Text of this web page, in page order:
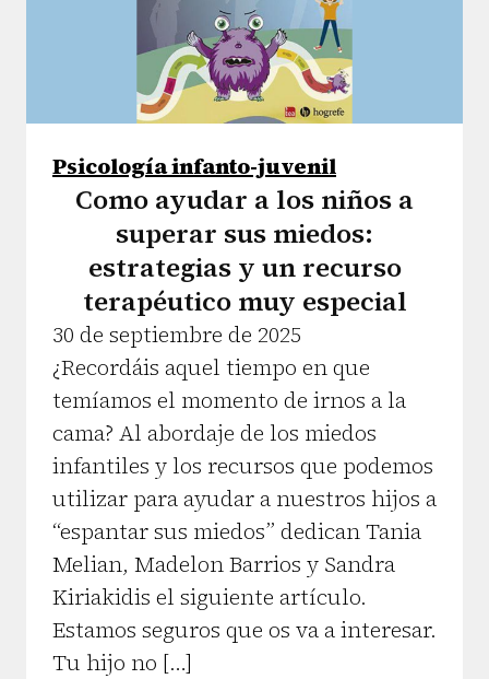
Psicología infanto-juvenil
Como ayudar a los niños a
superar sus miedos:
estrategias y un recurso
terapéutico muy especial
30 de septiembre de 2025
¿Recordáis aquel tiempo en que
temíamos el momento de irnos a la
cama? Al abordaje de los miedos
infantiles y los recursos que podemos
utilizar para ayudar a nuestros hijos a
“espantar sus miedos” dedican Tania
Melian, Madelon Barrios y Sandra
Kiriakidis el siguiente artículo.
Estamos seguros que os va a interesar.
Tu hijo no […]